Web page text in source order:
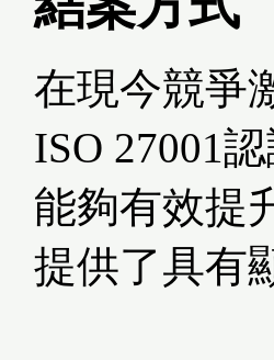
在現今競爭
ISO 27001
能夠有效提
提供了具有